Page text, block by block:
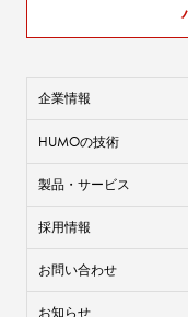
企業情報
HUMOの技術
製品・サービス
採用情報
お問い合わせ
お知らせ